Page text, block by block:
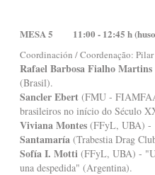
MESA 5 11:00 - 12:45 h
Coordinación / Coordenação:
Rafael Barbosa Fialho Martins
(Brasil).
Sancler Ebert (FMU -
brasileiros no início do Século
Viviana Montes (FFyL, UBA) -
Santamaría (Trabestia Drag
Sofía I. Motti (FFyL, UBA) -
una despedida" (Argentina).